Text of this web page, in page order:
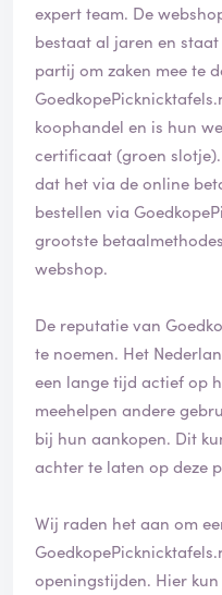
expert team. De
bestaat al jaren en
partij om zaken mee te
koophandel en is hun
certificaat (groen
dat het via de online
bestellen via
grootste
webshop.
De reputatie van
te noemen. Het
een lange tijd actief op
meehelpen andere
bij hun aankopen. Dit
achter te laten op deze
Wij raden het aan om
openingstijden. Hier